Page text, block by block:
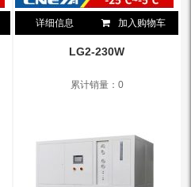
详细信息 加入购物车
LG2-230W
累计销量：0